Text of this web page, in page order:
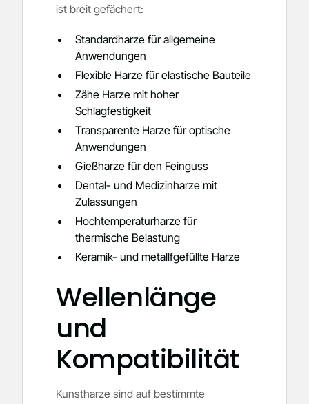
ist breit gefächert:
Standardharze für allgemeine
Anwendungen
Flexible Harze für elastische Bauteile
Zähe Harze mit hoher
Schlagfestigkeit
Transparente Harze für optische
Anwendungen
Gießharze für den Feinguss
Dental- und Medizinharze mit
Zulassungen
Hochtemperaturharze für
thermische Belastung
Keramik- und metallfgefüllte Harze
Wellenlänge
und
Kompatibilität
Kunstharze sind auf bestimmte